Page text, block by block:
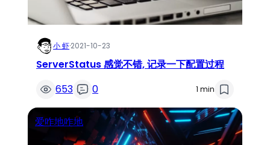
小 虾·2021-10-23
ServerStatus 感觉不错, 记录一下配置过程
653
0 1 min
爱咋地咋地